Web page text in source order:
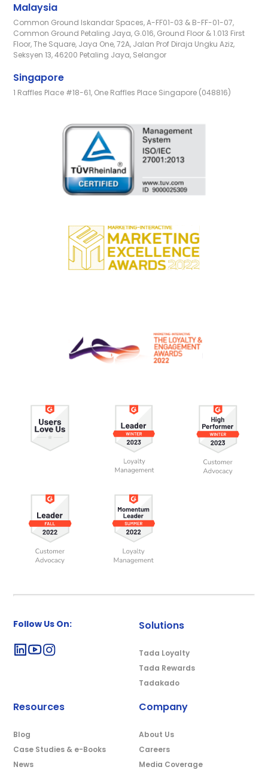
Malaysia
Common Ground Iskandar Spaces, A-FF01-03 & B-FF-01-07,
Common Ground Petaling Jaya, G.016, Ground Floor & 1.013 First
Floor, The Square, Jaya One, 72A, Jalan Prof Diraja Ungku Aziz,
Seksyen 13, 46200 Petaling Jaya, Selangor
Singapore
1 Raffles Place #18-61, One Raffles Place Singapore (048816)
Follow Us On: Solutions
Tada Loyalty
Tada Rewards
Tadakado
Resources
Blog
Case Studies & e-Books
News
Company
About Us
Careers
Media Coverage